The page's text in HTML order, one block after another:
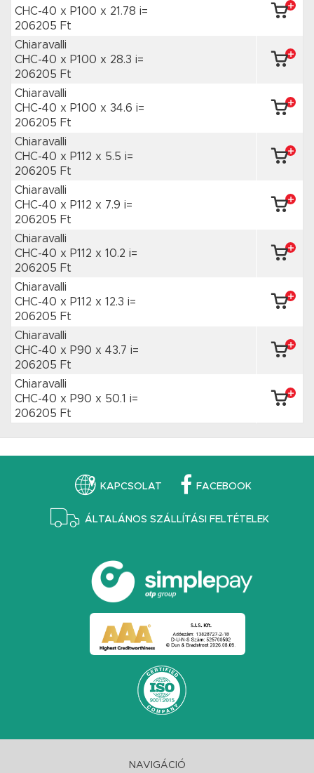
CHC-40 x P100 x 21.78 i=
206205 Ft
Chiaravalli
CHC-40 x P100 x 28.3 i=
206205 Ft
Chiaravalli
CHC-40 x P100 x 34.6 i=
206205 Ft
Chiaravalli
CHC-40 x P112 x 5.5 i=
206205 Ft
Chiaravalli
CHC-40 x P112 x 7.9 i=
206205 Ft
Chiaravalli
CHC-40 x P112 x 10.2 i=
206205 Ft
Chiaravalli
CHC-40 x P112 x 12.3 i=
206205 Ft
Chiaravalli
CHC-40 x P90 x 43.7 i=
206205 Ft
Chiaravalli
CHC-40 x P90 x 50.1 i=
206205 Ft
KAPCSOLAT FACEBOOK
ÁLTALÁNOS SZÁLLÍTÁSI FELTÉTELEK
NAVIGÁCIÓ